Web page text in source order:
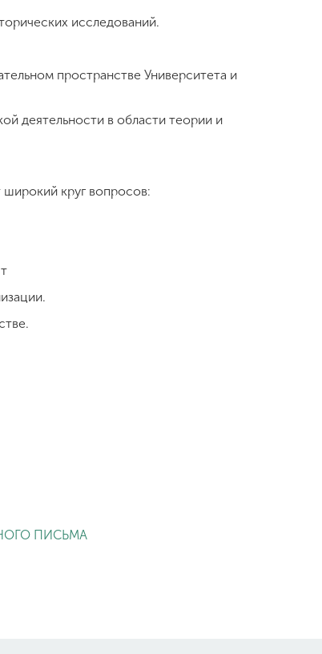
исследований.
пространстве Университета и
деятельности в области теории и
круг вопросов:
ПИСЬМА